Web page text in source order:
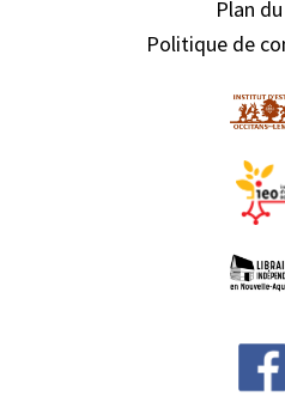
Plan
Politique de